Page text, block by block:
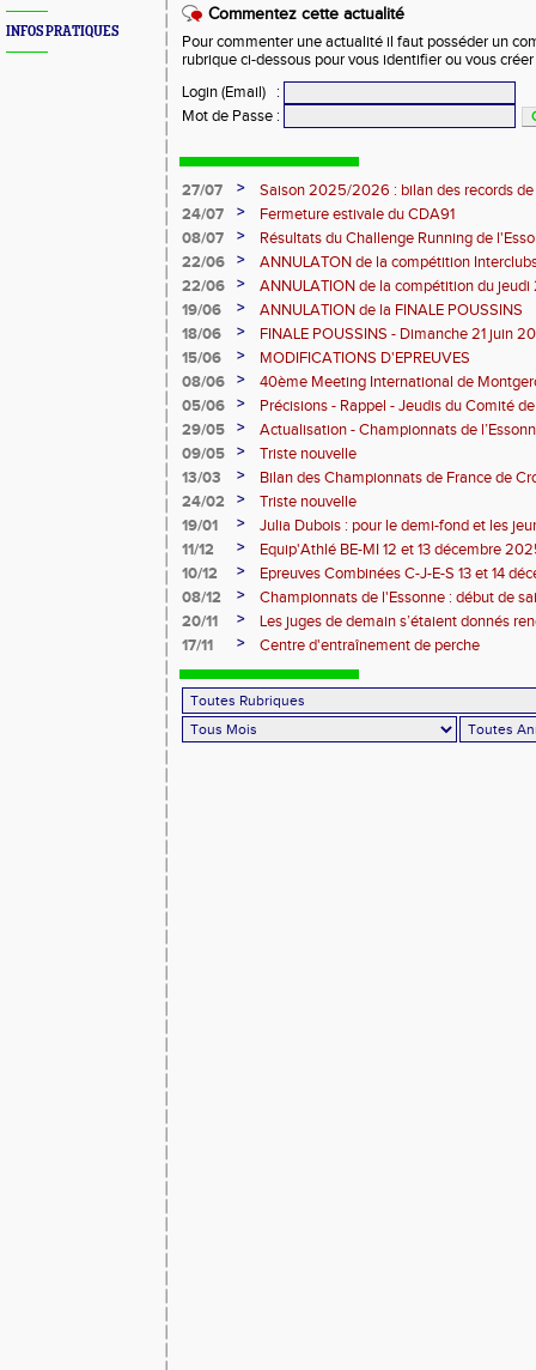
INFOS PRATIQUES
Commentez cette actualité
Pour commenter une actualité il faut posséder un
rubrique ci-dessous pour vous identifier ou vous
Login (Email)
:
Mot de Passe :
27/07 >
Saison 2025/2026 : bilan des records de
24/07
>
Fermeture estivale du CDA91
08/07
>
Résultats du Challenge Running de
12 07 2026)
22/06 >
ANNULATON de la compétition
juin
22/06 >
ANNULATION de la compétition du jeudi
19/06
>
ANNULATION de la FINALE POUSSINS
18/06
>
FINALE POUSSINS - Dimanche 21 juin
15/06
>
MODIFICATIONS D'EPREUVES
08/06
>
40ème Meeting International de
05/06
>
Précisions - Rappel - Jeudis du Comité
29/05
>
Actualisation - Championnats de
Montgeron
09/05 >
Triste nouvelle
13/03
>
Bilan des Championnats de France de
24/02
>
Triste nouvelle
19/01
>
Julia Dubois : pour le demi-fond et les
11/12
>
Equip'Athlé BE-MI 12 et 13 décembre
10/12
>
Epreuves Combinées C-J-E-S 13 et 14
08/12
>
Championnats de l'Essonne : début de
roues
20/11 >
Les juges de demain s’étaient donnés
17/11
> Centre d'entraînement de perche